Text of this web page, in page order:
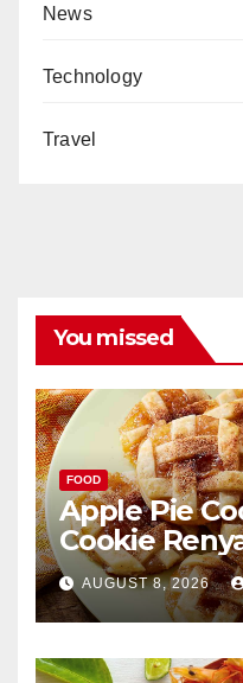
News
Technology
Travel
You missed
FOOD
Apple Pie
Cookie
AUGUST 8, 2026